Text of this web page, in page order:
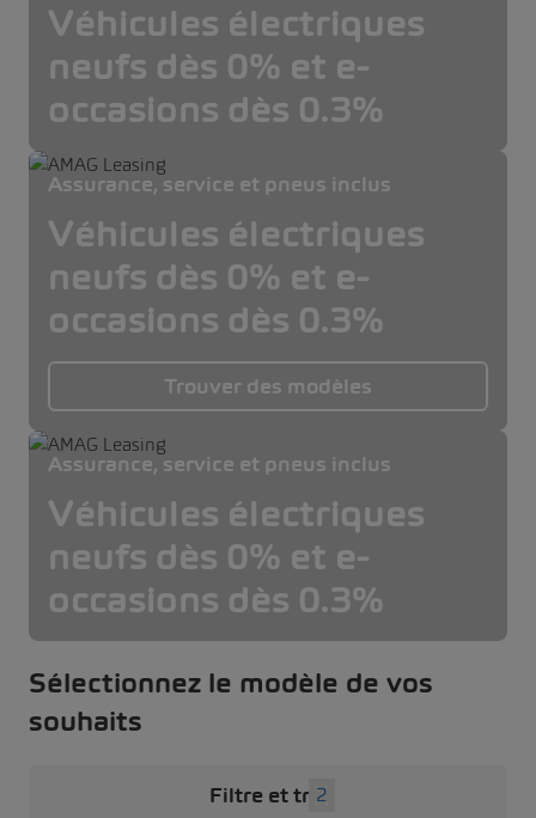
Véhicules électriques
neufs dès 0% et e-
occasions dès 0.3%
Assurance, service et pneus inclus
Véhicules électriques
neufs dès 0% et e-
occasions dès 0.3%
Trouver des modèles
Assurance, service et pneus inclus
Véhicules électriques
neufs dès 0% et e-
occasions dès 0.3%
Sélectionnez le modèle de vos
souhaits
Filtre et tri 2